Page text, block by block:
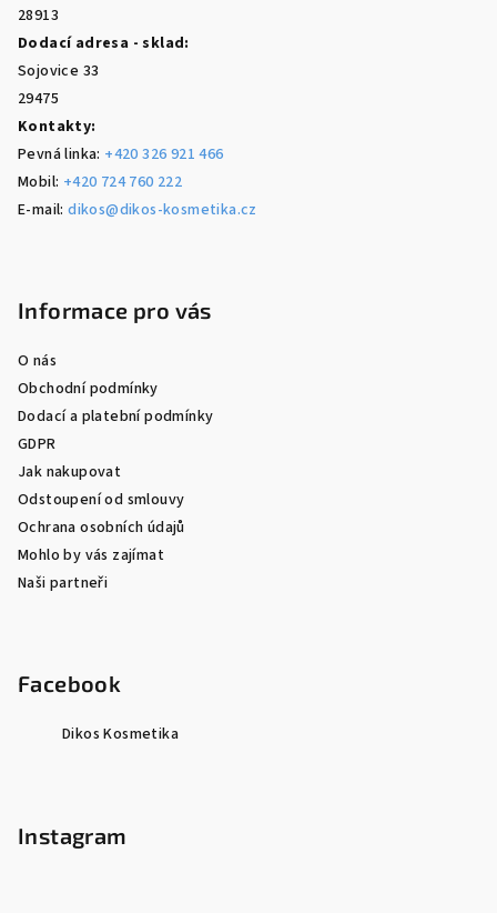
28913
Dodací adresa - sklad:
Sojovice 33
29475
Kontakty:
Pevná linka: +420 326 921 466
Mobil: +420 724 760 222
E-mail:dikos@dikos-kosmetika.cz
Informace pro vás
O nás
Obchodní podmínky
Dodací a platební podmínky
GDPR
Jak nakupovat
Odstoupení od smlouvy
Ochrana osobních údajů
Mohlo by vás zajímat
Naši partneři
Facebook
Dikos Kosmetika
Instagram